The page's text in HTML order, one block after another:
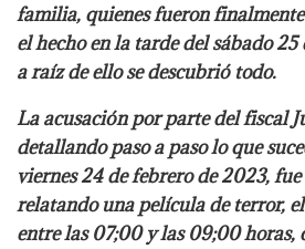
familia, quienes fueron
el hecho en la tarde del sábado
a raíz de ello se descubrió todo.
La acusación por parte del fiscal
detallando paso a paso lo que
viernes 24 de febrero de 2023,
relatando una película de terror,
entre las 07;00 y las 09;00 horas,